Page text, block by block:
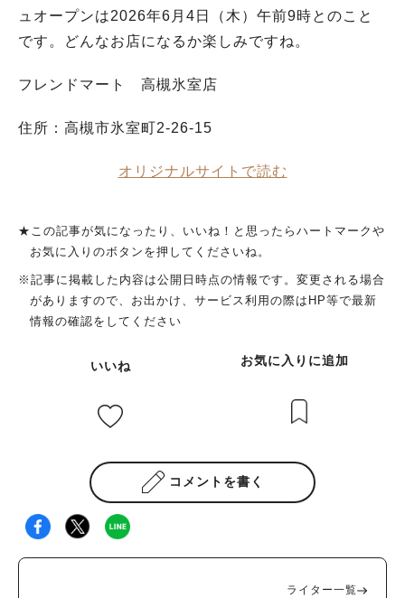
ュオープンは2026年6月4日（木）午前9時とのこと
です。どんなお店になるか楽しみですね。
フレンドマート 高槻氷室店
住所：高槻市氷室町2-26-15
オリジナルサイトで読む
★この記事が気になったり、いいね！と思ったらハートマークや
お気に入りのボタンを押してくださいね。
※記事に掲載した内容は公開日時点の情報です。変更される場合
がありますので、お出かけ、サービス利用の際はHP等で最新
情報の確認をしてください
いいね お気に入りに追加
コメントを書く
ライター一覧